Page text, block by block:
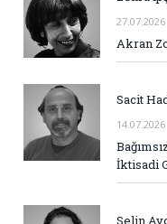
27.07.2026
Akran
Sacit
14.07.2026
İktisadi
Selin